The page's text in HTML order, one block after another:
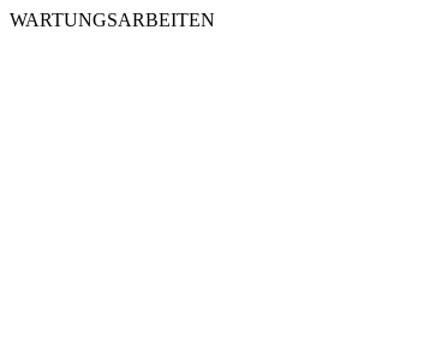
WARTUNGSARBEITEN